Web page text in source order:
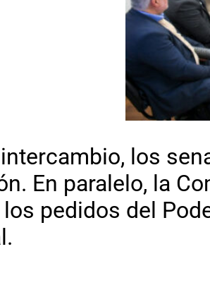
los
En paralelo, la
pedidos del